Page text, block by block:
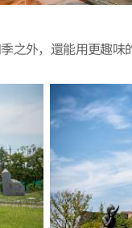
外，還能用更趣味